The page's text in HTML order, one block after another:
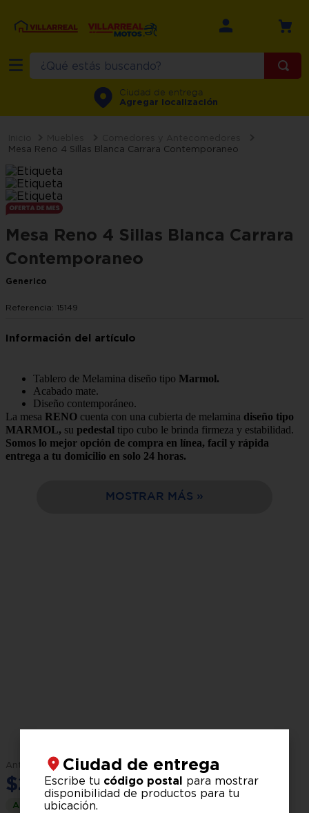
¿Qué estás buscando?
Ciudad de entrega
Agregar localización
Mesa Reno 4 Sillas Blanca Carrara Contemporaneo
Mesa Reno 4 Sillas Blanca Carrara
Contemporaneo
Generico
Referencia: 15149
Tablero de Melamina diseño tipo Marmol.
Acabado mate.
Diseño contemporáneo.
La mesa RENO cuenta con una cubierta de melamina diseño tipo
MARMOL, su pedestal tipo cubo le brinda firmeza y estabilidad.
Somos lo mejor opción de compra en línea, facil y rápida
entrega a tu domicilio en solo 24 horas.
renovación y un estilo que podrás disfrutar con familia y amigos.
MOSTRAR MÁS
2,499 00
$2 249.00
Ahorra $ 250.00
Ciudad de entrega
Escribe tu código postal
para mostrar
disponibilidad de productos para tu
ubicación.
TÉRMINOS MÁS BUSCADOS
1.
refrigerador
4.
5.
6
salas
7.
motos
8
9.
sala
10. cocina